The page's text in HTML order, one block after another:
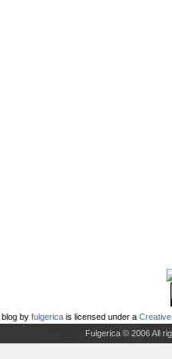
by fulgerica is licensed under a
Fulgerica © 2006 All